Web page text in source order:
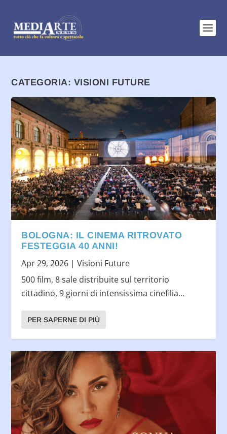
CATEGORIA: VISIONI FUTURE
BOLOGNA: IL CINEMA RITROVATO
FESTEGGIA 40 ANNI!
Apr 29, 2026 |Visioni Future
500 film, 8 sale distribuite sul territorio
cittadino, 9 giorni di intensissima cinefilia...
PER SAPERNE DI PIÙ